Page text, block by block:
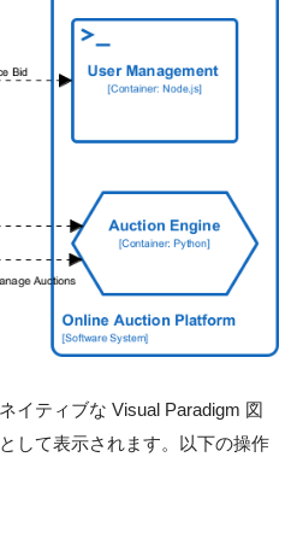
イティブな Visual Paradigm 図
して表示されます。以下の操作